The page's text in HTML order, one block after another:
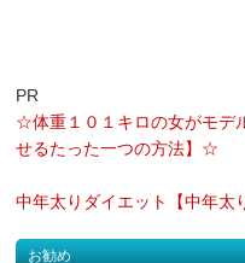
PR
☆体重１０１キロの女がモデ
せるたった一つの方法】☆
中年太りダイエット【中年太
お勧め